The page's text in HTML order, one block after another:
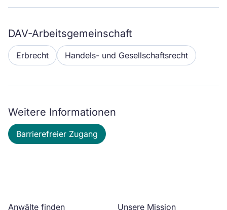
DAV-Arbeitsgemeinschaft
Erbrecht Handels- und Gesellschaftsrecht
Weitere Informationen
Barrierefreier Zugang
Anwälte finden Unsere Mission